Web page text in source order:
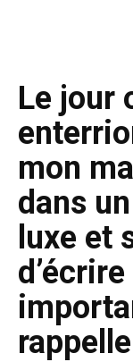
Le jour
mon
dans
luxe et